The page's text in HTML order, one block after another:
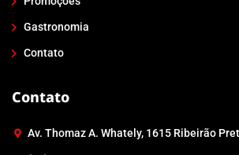
Gastronomia
Contato
Contato
Av. Thomaz A. Whately, 1615 Ribeirão